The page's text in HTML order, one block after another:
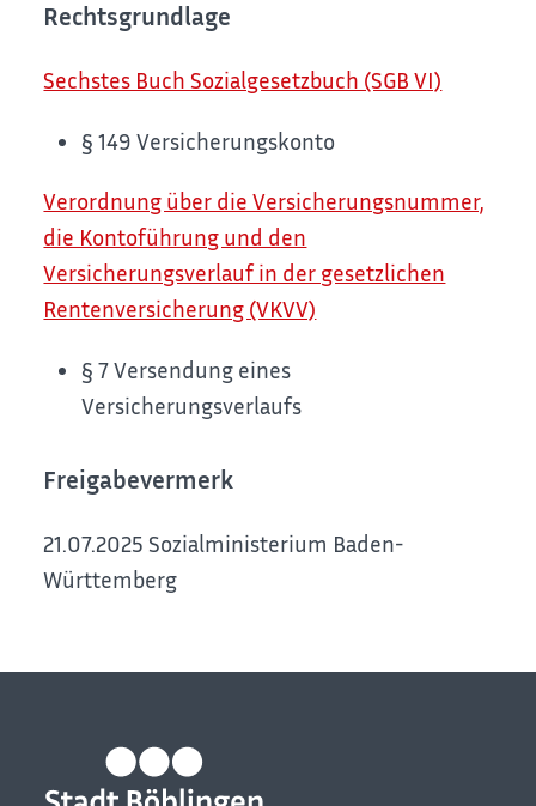
Rechtsgrundlage
Sechstes Buch Sozialgesetzbuch (SGB VI)
§ 149 Versicherungskonto
Verordnung über die Versicherungsnummer,
die Kontoführung und den
Versicherungsverlauf in der gesetzlichen
Rentenversicherung (VKVV)
§ 7Versendung eines
Versicherungsverlaufs
Freigabevermerk
21.07.2025 Sozialministerium Baden-
Württemberg